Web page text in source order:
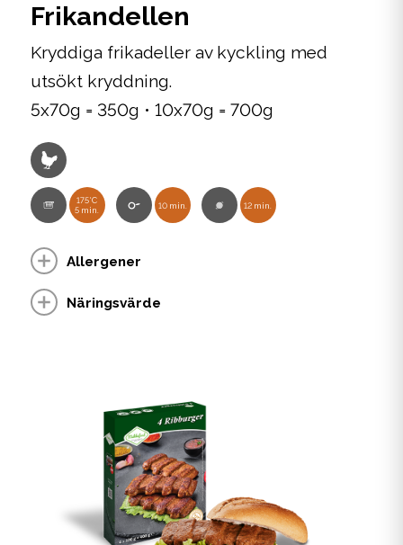
175°C
5 min.
10 min. 12 min.
Allergener
Näringsvärde
Frikandellen
Kryddiga frikadeller av kyckling med
utsökt kryddning.
5x70g = 350g • 10x70g = 700g